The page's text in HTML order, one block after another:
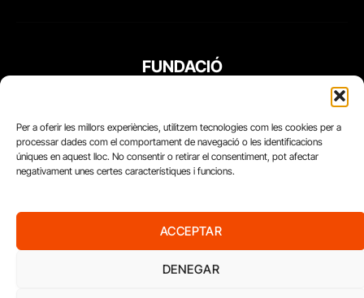
Per a oferir les millors experiències, utilitzem tecnologies com les cookies per a
processar dades com el comportament de navegació o les identificacions
úniques en aquest lloc. No consentir o retirar el consentiment, pot afectar
negativament unes certes característiques i funcions.
ACCEPTAR
DENEGAR
FUNDACIÓ